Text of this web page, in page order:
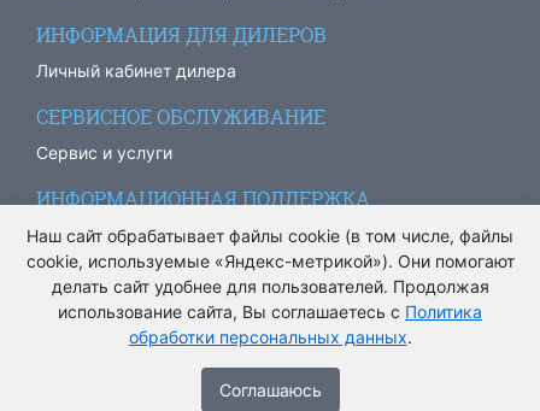
ИНФОРМАЦИЯ ДЛЯ ДИЛЕРОВ
Личный кабинет дилера
СЕРВИСНОЕ ОБСЛУЖИВАНИЕ
Сервис и услуги
ИНФОРМАЦИОННАЯ ПОДДЕРЖКА
info@ariacom.ru
® Все права защищены. 2013-2026. Информация на сайте
носит информационный характер и не является публичной
Наш сайт обрабатывает файлы cookie (в том числе, файлы
cookie, используемые «Яндекс-метрикой»). Они помогают
делать сайт удобнее для пользователей. Продолжая
использование сайта, Вы соглашаетесь с Политика
обработки персональных данных.
Cоглашаюсь